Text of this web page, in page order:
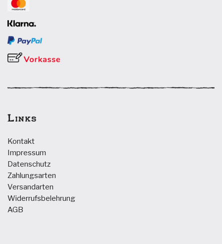
Links
Kontakt
Impressum
Datenschutz
Zahlungsarten
Versandarten
Widerrufsbelehrung
AGB